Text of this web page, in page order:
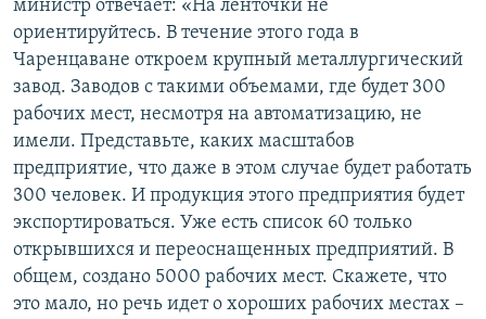
министр отвечает: «На ленточки не
ориентируйтесь. В течение этого года в
Чаренцаване откроем крупный металлургический
завод. Заводов с такими объемами, где будет 300
рабочих мест, несмотря на автоматизацию, не
имели. Представьте, каких масштабов
предприятие, что даже в этом случае будет работать
300 человек. И продукция этого предприятия будет
экспортироваться. Уже есть список 60 только
открывшихся и переоснащенных предприятий. В
общем, создано 5000 рабочих мест. Скажете, что
это мало, но речь идет о хороших рабочих местах –